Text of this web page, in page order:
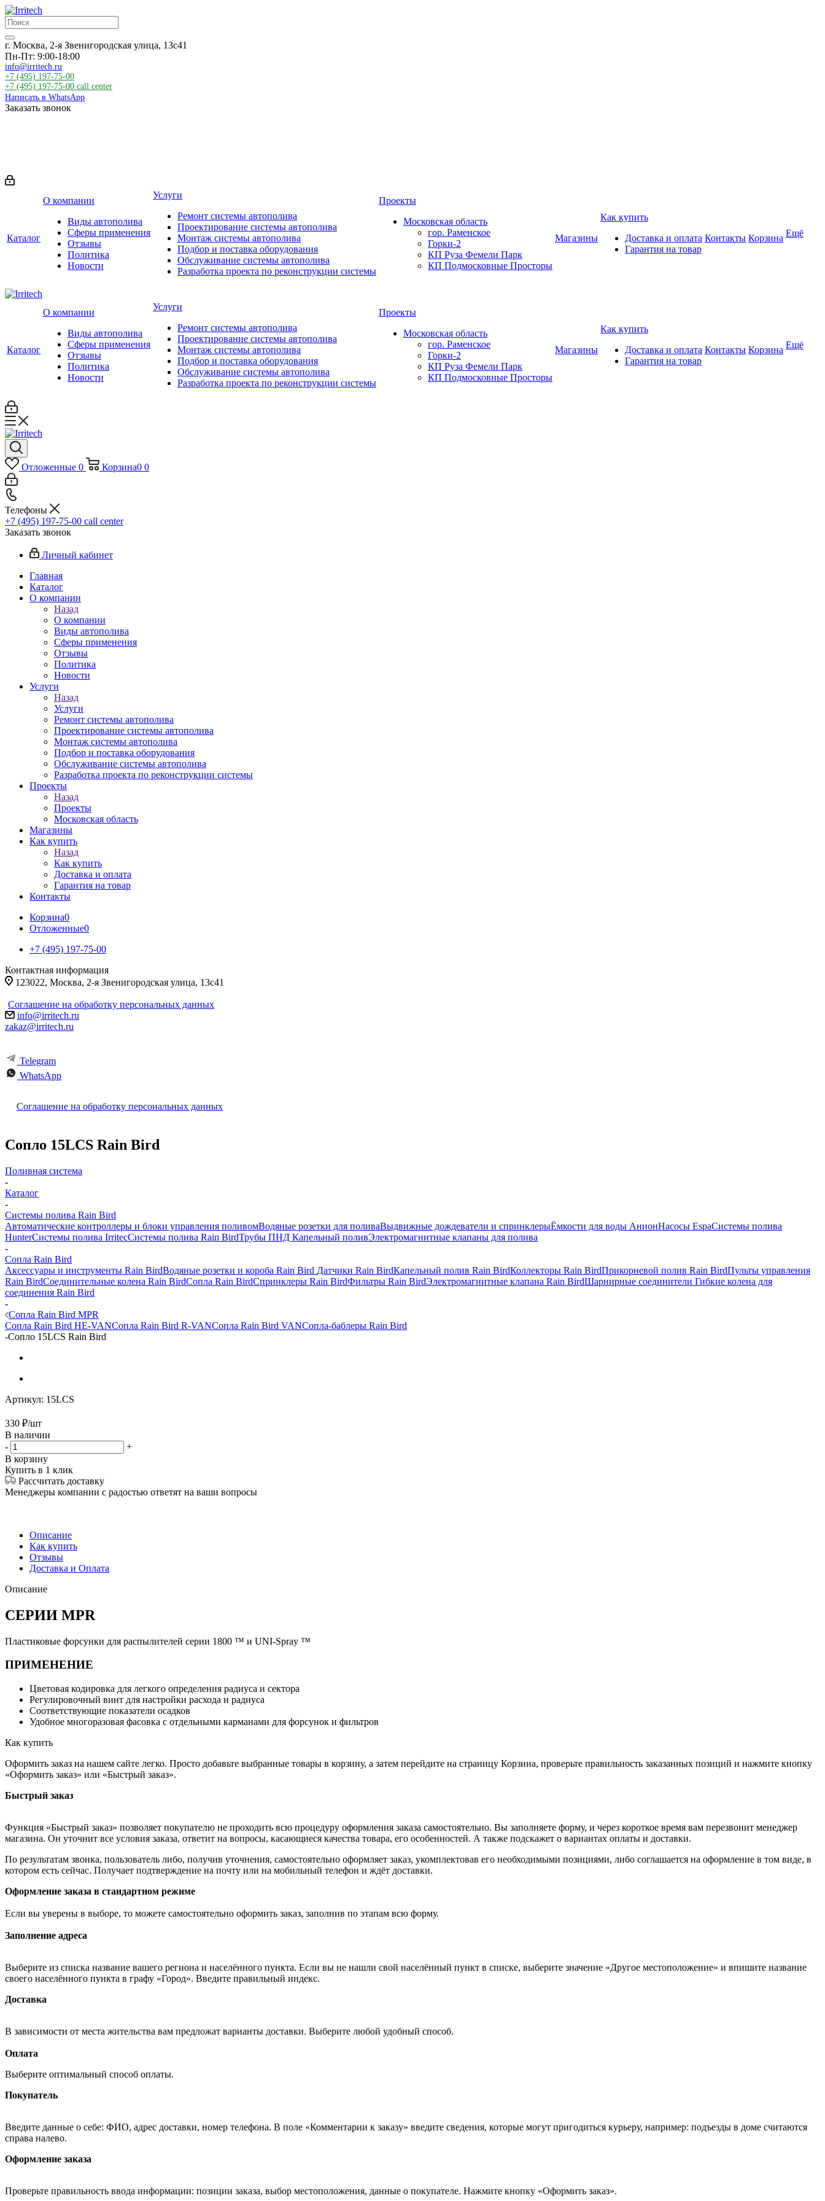
г. Москва, 2-я Звенигородская улица, 13с41
Пн-Пт: 9:00-18:00
info@irritech.ru
+7 (495) 197-75-00
+7 (495) 197-75-00 call center
Написать в WhatsApp
Заказать звонок
Каталог
О компании
Виды автополива
Сферы применения
Отзывы
Политика
Новости
Услуги
Ремонт системы автополива
Проектирование системы автополива
Монтаж системы автополива
Подбор и поставка оборудования
Обслуживание системы автополива
Разработка проекта по реконструкции системы
Проекты
Московская область
гор. Раменское
Горки-2
КП Руза Фемели Парк
КП Подмосковные Просторы
Магазины
Как купить
Доставка и оплата
Гарантия на товар
Контакты Корзина Ещё
Каталог
О компании
Виды автополива
Сферы применения
Отзывы
Политика
Новости
Услуги
Ремонт системы автополива
Проектирование системы автополива
Монтаж системы автополива
Подбор и поставка оборудования
Обслуживание системы автополива
Разработка проекта по реконструкции системы
Проекты
Московская область
гор. Раменское
Горки-2
КП Руза Фемели Парк
КП Подмосковные Просторы
Магазины
Как купить
Доставка и оплата
Гарантия на товар
Контакты Корзина Ещё
Отложенные 0 Корзина0 0
Телефоны
+7 (495) 197-75-00 call center
Заказать звонок
Личный кабинет
Главная
Каталог
О компании
Назад
О компании
Виды автополива
Сферы применения
Отзывы
Политика
Новости
Услуги
Назад
Услуги
Ремонт системы автополива
Проектирование системы автополива
Монтаж системы автополива
Подбор и поставка оборудования
Обслуживание системы автополива
Разработка проекта по реконструкции системы
Проекты
Назад
Проекты
Московская область
Магазины
Как купить
Назад
Как купить
Доставка и оплата
Гарантия на товар
Контакты
Корзина0
Отложенные0
+7 (495) 197-75-00
Контактная информация
123022, Москва, 2-я Звенигородская улица, 13с41
Соглашение на обработку персональных данных
info@irritech.ru
zakaz@irritech.ru
Telegram
WhatsApp
Соглашение на обработку персональных данных
Сопло 15LCS Rain Bird
Поливная система
-
Каталог
-
Системы полива Rain Bird
Автоматические контроллеры и блоки управления поливомВодяные розетки для поливаВыдвижные дождеватели и спринклерыЁмкости для воды АнионНасосы EspaСистемы полива
HunterСистемы полива IrritecСистемы полива Rain BirdТрубы ПНД Капельный поливЭлектромагнитные клапаны для полива
-
Сопла Rain Bird
Аксессуары и инструменты Rain BirdВодяные розетки и короба Rain Bird Датчики Rain BirdКапельный полив Rain BirdКоллекторы Rain BirdПрикорневой полив Rain BirdПульты управления
Rain BirdСоединительные колена Rain BirdСопла Rain BirdСпринклеры Rain BirdФильтры Rain BirdЭлектромагнитные клапана Rain BirdШарнирные соединители Гибкие колена для
соединения Rain Bird
-
Сопла Rain Bird MPR
Сопла Rain Bird HE-VANСопла Rain Bird R-VANСопла Rain Bird VANСопла-баблеры Rain Bird
-Сопло 15LCS Rain Bird
Артикул: 15LCS
330 ₽/шт
В наличии
-
+
В корзину
Купить в 1 клик
Рассчитать доставку
Менеджеры компании с радостью ответят на ваши вопросы
Описание
Как купить
Отзывы
Доставка и Оплата
Описание
СЕРИИ MPR
Пластиковые форсунки для распылителей серии 1800 ™ и UNI-Spray ™
ПРИМЕНЕНИЕ
Цветовая кодировка для легкого определения радиуса и сектора
Регулировочный винт для настройки расхода и радиуса
Соответствующие показатели осадков
Удобное многоразовая фасовка с отдельными карманами для форсунок и фильтров
Как купить
Оформить заказ на нашем сайте легко. Просто добавьте выбранные товары в корзину, а затем перейдите на страницу Корзина, проверьте правильность заказанных позиций и нажмите кнопку
«Оформить заказ» или «Быстрый заказ».
Быстрый заказ
Функция «Быстрый заказ» позволяет покупателю не проходить всю процедуру оформления заказа самостоятельно. Вы заполняете форму, и через короткое время вам перезвонит менеджер
магазина. Он уточнит все условия заказа, ответит на вопросы, касающиеся качества товара, его особенностей. А также подскажет о вариантах оплаты и доставки.
По результатам звонка, пользователь либо, получив уточнения, самостоятельно оформляет заказ, укомплектовав его необходимыми позициями, либо соглашается на оформление в том виде, в
котором есть сейчас. Получает подтверждение на почту или на мобильный телефон и ждёт доставки.
Оформление заказа в стандартном режиме
Если вы уверены в выборе, то можете самостоятельно оформить заказ, заполнив по этапам всю форму.
Заполнение адреса
Выберите из списка название вашего региона и населённого пункта. Если вы не нашли свой населённый пункт в списке, выберите значение «Другое местоположение» и впишите название
своего населённого пункта в графу «Город». Введите правильный индекс.
Доставка
В зависимости от места жительства вам предложат варианты доставки. Выберите любой удобный способ.
Оплата
Выберите оптимальный способ оплаты.
Покупатель
Введите данные о себе: ФИО, адрес доставки, номер телефона. В поле «Комментарии к заказу» введите сведения, которые могут пригодиться курьеру, например: подъезды в доме считаются
справа налево.
Оформление заказа
Проверьте правильность ввода информации: позиции заказа, выбор местоположения, данные о покупателе. Нажмите кнопку «Оформить заказ».